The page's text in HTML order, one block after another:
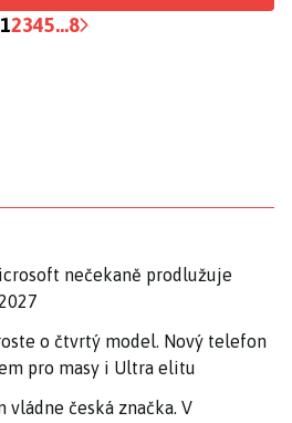
12345...8
nečekaně prodlužuje
o čtvrtý model. Nový telefon
pro masy i Ultra elitu
česká značka. V